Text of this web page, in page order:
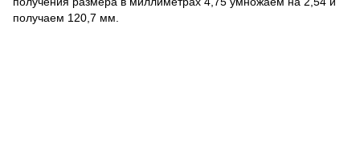
получаем 120,7 мм.